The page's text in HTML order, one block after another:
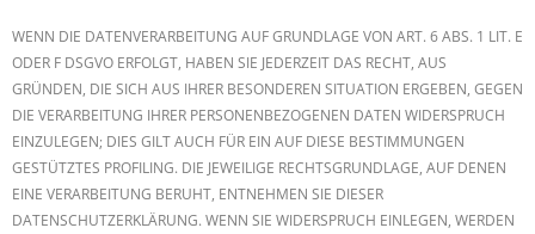
WENN DIE DATENVERARBEITUNG AUF GRUNDLAGE VON ART. 6 ABS. 1 LIT. E
ODER F DSGVO ERFOLGT, HABEN SIE JEDERZEIT DAS RECHT, AUS
GRÜNDEN, DIE SICH AUS IHRER BESONDEREN SITUATION ERGEBEN, GEGEN
DIE VERARBEITUNG IHRER PERSONENBEZOGENEN DATEN WIDERSPRUCH
EINZULEGEN; DIES GILT AUCH FÜR EIN AUF DIESE BESTIMMUNGEN
GESTÜTZTES PROFILING. DIE JEWEILIGE RECHTSGRUNDLAGE, AUF DENEN
EINE VERARBEITUNG BERUHT, ENTNEHMEN SIE DIESER
DATENSCHUTZERKLÄRUNG. WENN SIE WIDERSPRUCH EINLEGEN, WERDEN